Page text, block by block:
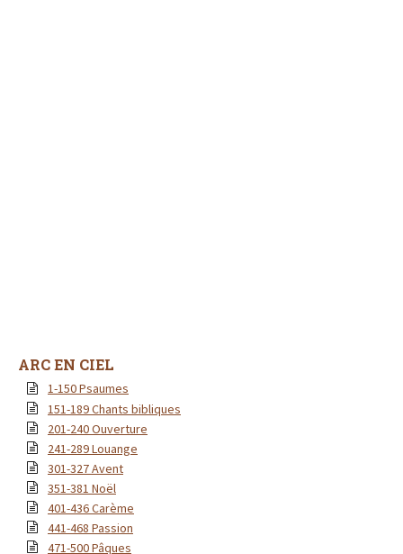
ARC EN CIEL
1-150 Psaumes
151-189 Chants bibliques
201-240 Ouverture
241-289 Louange
301-327 Avent
351-381 Noël
401-436 Carème
441-468 Passion
471-500 Pâques